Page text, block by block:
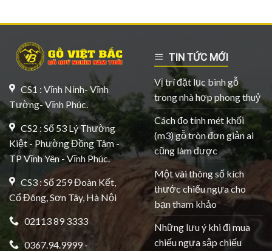
CS1 : Vĩnh Ninh- Vĩnh
Tường- Vĩnh Phúc.
CS2 : Số 53 Lý Thường
Kiệt - Phường Đồng Tâm -
TP Vĩnh Yên - Vĩnh Phúc.
CS3 : Số 259 Đoàn Kết,
Cổ Đông, Sơn Tây, Hà Nội
02113 89 3333
0367.94.9999 -
TIN TỨC MỚI
Vị trí đặt lục bình gỗ
trong nhà hợp phong thuỷ
Cách đo tính mét khối
(m3) gỗ tròn đơn giản ai
cũng làm được
Một vài thông số kích
thước chiếu ngựa cho
bạn tham khảo
Những lưu ý khi đi mua
chiếu ngựa sập chiếu